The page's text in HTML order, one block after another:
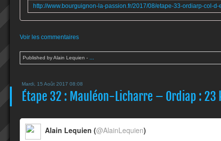
Voir les commentaires
Published by Alain Lequien -
Mardi, 15 Août 2017 08:08
Étape 32 : Mauléon-Licharre – Ordiap : 23
Alain Lequien (@AlainLequien)